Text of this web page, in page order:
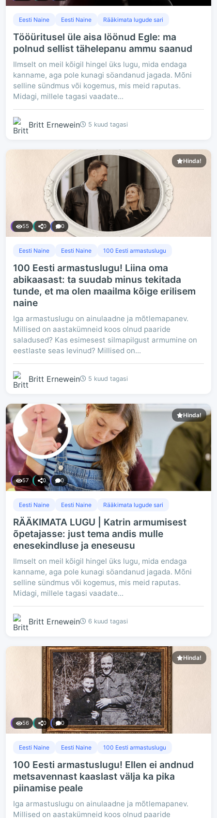
Eesti Naine Eesti Naine Rääkimata lugude sari
Tööüritusel üle aisa löönud Egle: ma
polnud sellist tähelepanu ammu saanud
Ilmselt on meil kõigil hingel üks lugu, mida endaga
kanname, aga pole kunagi söandanud jagada. Mõni
selline sündmus või kogemus, mis meid raputas.
Midagi, millele tagasi vaadate...
Britt Ernewein 5 kuud tagasi
Hinda!
55 0 0
Eesti Naine Eesti Naine 100 Eesti armastuslugu
100 Eesti armastuslugu! Liina oma
abikaasast: ta suudab minus tekitada
tunde, et ma olen maailma kõige erilisem
naine
Iga armastuslugu on ainulaadne ja mõtlemapanev.
Millised on aastakümneid koos olnud paaride
saladused? Kas esimesest silmapilgust armumine on
eestlaste seas levinud? Millised on...
Britt Ernewein 5 kuud tagasi
Hinda!
57 0 0
Eesti Naine Eesti Naine Rääkimata lugude sari
RÄÄKIMATA LUGU | Katrin armumisest
õpetajasse: just tema andis mulle
enesekindluse ja eneseusu
Ilmselt on meil kõigil hingel üks lugu, mida endaga
kanname, aga pole kunagi söandanud jagada. Mõni
selline sündmus või kogemus, mis meid raputas.
Midagi, millele tagasi vaadate...
Britt Ernewein 6 kuud tagasi
Hinda!
56 0 0
Eesti Naine Eesti Naine 100 Eesti armastuslugu
100 Eesti armastuslugu! Ellen ei andnud
metsavennast kaaslast välja ka pika
piinamise peale
Iga armastuslugu on ainulaadne ja mõtlemapanev.
Millised on aastakümneid koos olnud paaride